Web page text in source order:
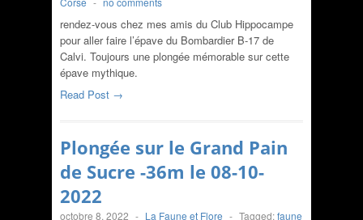
rendez-vous chez mes amis du Club Hippocampe
pour aller faire l’épave du Bombardier B-17 de
Calvi. Toujours une plongée mémorable sur cette
épave mythique.
Read Post →
Plongée sur le Grand Pain
de Sucre -36m le 08-10-
2022
octobre 8, 2022 - La Faune et Flore - Tagged:faune